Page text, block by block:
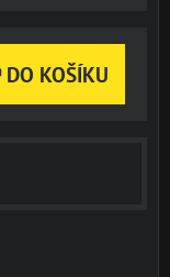
DO KOŠÍKU